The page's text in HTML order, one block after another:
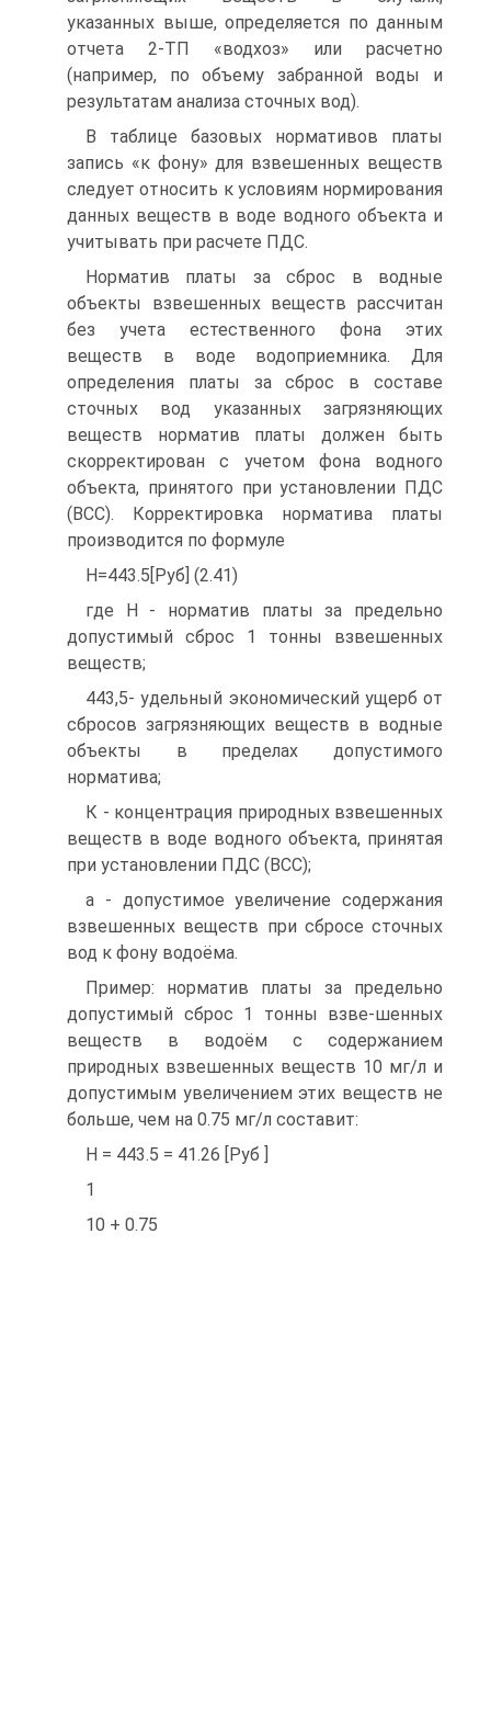
указанных выше, определяется по данным
отчета 2-ТП «водхоз» или расчетно
(например, по объему забранной воды и
результатам анализа сточных вод).
В таблице базовых нормативов платы
запись «к фону» для взвешенных веществ
следует относить к условиям нормирования
данных веществ в воде водного объекта и
учитывать при расчете ПДС.
Норматив платы за сброс в водные
объекты взвешенных веществ рассчитан
без учета естественного фона этих
веществ в воде водоприемника. Для
определения платы за сброс в составе
сточных вод указанных загрязняющих
веществ норматив платы должен быть
скорректирован с учетом фона водного
объекта, принятого при установлении ПДС
(ВСС). Корректировка норматива платы
производится по формуле
Н=443.5[Руб] (2.41)
где Н - норматив платы за предельно
допустимый сброс 1 тонны взвешенных
веществ;
443,5- удельный экономический ущерб от
сбросов загрязняющих веществ в водные
объекты в пределах допустимого
норматива;
К - концентрация природных взвешенных
веществ в воде водного объекта, принятая
при установлении ПДС (ВСС);
а - допустимое увеличение содержания
взвешенных веществ при сбросе сточных
вод к фону водоёма.
Пример: норматив платы за предельно
допустимый сброс 1 тонны взве-шенных
веществ в водоём с содержанием
природных взвешенных веществ 10 мг/л и
допустимым увеличением этих веществ не
больше, чем на 0.75 мг/л составит:
Н = 443.5 = 41.26 [Руб ]
1
10 + 0.75